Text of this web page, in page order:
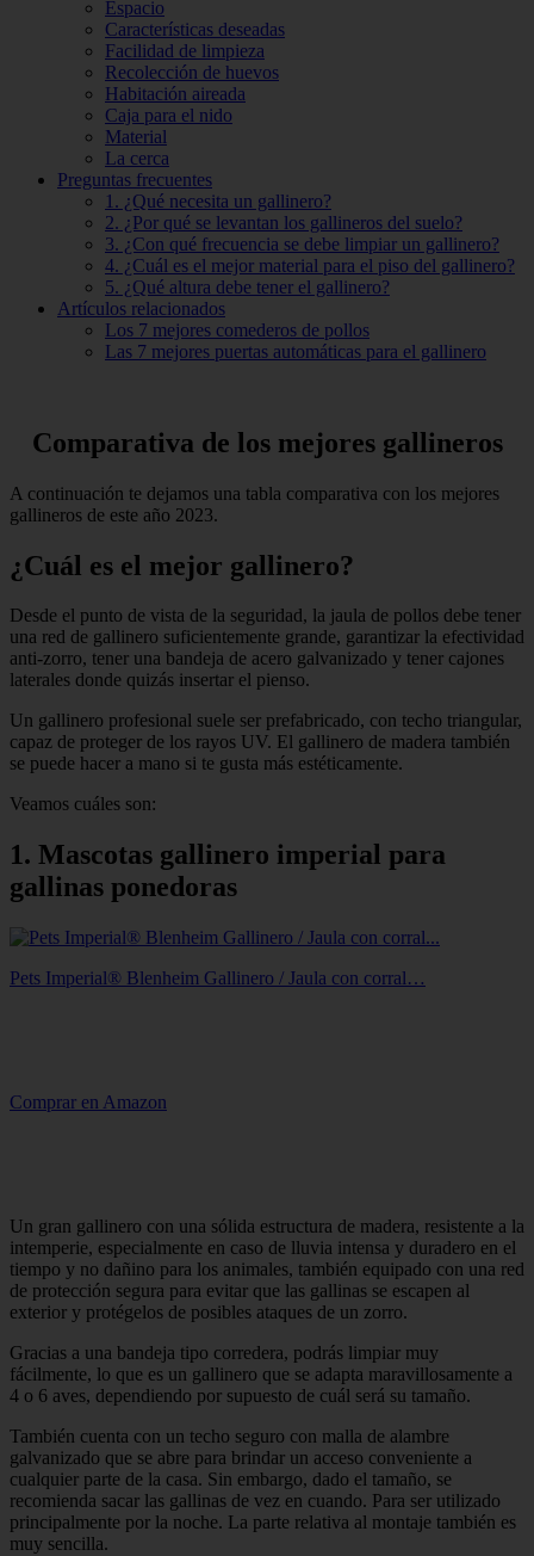
Espacio
Características deseadas
Facilidad de limpieza
Recolección de huevos
Habitación aireada
Caja para el nido
Material
La cerca
Preguntas frecuentes
1. ¿Qué necesita un gallinero?
2. ¿Por qué se levantan los gallineros del suelo?
3. ¿Con qué frecuencia se debe limpiar un gallinero?
4. ¿Cuál es el mejor material para el piso del gallinero?
5. ¿Qué altura debe tener el gallinero?
Artículos relacionados
Los 7 mejores comederos de pollos
Las 7 mejores puertas automáticas para el gallinero
Comparativa de los mejores gallineros
A continuación te dejamos una tabla comparativa con los mejores
gallineros de este año 2023.
¿Cuál es el mejor gallinero?
Desde el punto de vista de la seguridad, la jaula de pollos debe tener
una red de gallinero suficientemente grande, garantizar la efectividad
anti-zorro, tener una bandeja de acero galvanizado y tener cajones
laterales donde quizás insertar el pienso.
Un gallinero profesional suele ser prefabricado, con techo triangular,
capaz de proteger de los rayos UV. El gallinero de madera también
se puede hacer a mano si te gusta más estéticamente.
Veamos cuáles son:
1. Mascotas gallinero imperial para
gallinas ponedoras
Pets Imperial® Blenheim Gallinero / Jaula con corral…
Comprar en Amazon
Un gran gallinero con una sólida estructura de madera, resistente a la
intemperie, especialmente en caso de lluvia intensa y duradero en el
tiempo y no dañino para los animales, también equipado con una red
de protección segura para evitar que las gallinas se escapen al
exterior y protégelos de posibles ataques de un zorro.
Gracias a una bandeja tipo corredera, podrás limpiar muy
fácilmente, lo que es un gallinero que se adapta maravillosamente a
4 o 6 aves, dependiendo por supuesto de cuál será su tamaño.
También cuenta con un techo seguro con malla de alambre
galvanizado que se abre para brindar un acceso conveniente a
cualquier parte de la casa. Sin embargo, dado el tamaño, se
recomienda sacar las gallinas de vez en cuando. Para ser utilizado
principalmente por la noche. La parte relativa al montaje también es
muy sencilla.